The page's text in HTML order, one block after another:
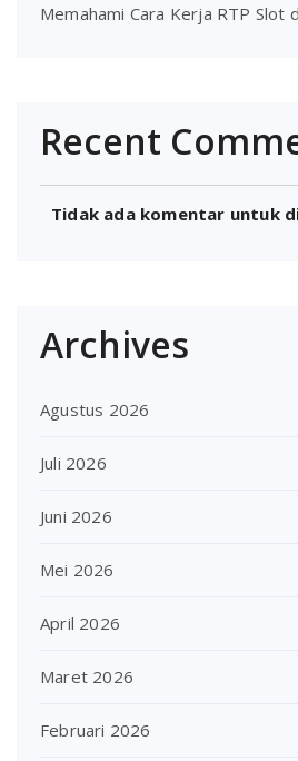
Memahami Cara Kerja RTP Slot
Recent
Tidak ada komentar untuk
Archives
Agustus 2026
Juli 2026
Juni 2026
Mei 2026
April 2026
Maret 2026
Februari 2026